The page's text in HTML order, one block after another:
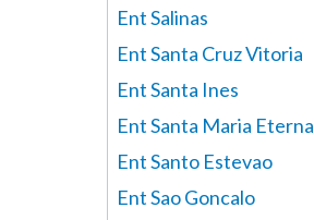
Ent Salinas
Ent Santa Cruz Vitoria
Ent Santa Ines
Ent Santa Maria Eterna
Ent Santo Estevao
Ent Sao Goncalo